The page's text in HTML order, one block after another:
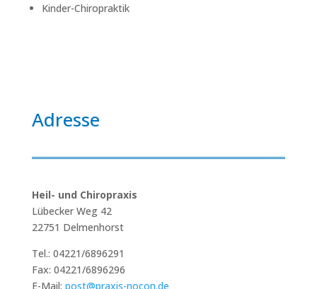
Kinder-Chiropraktik
Adresse
Heil- und Chiropraxis
Lübecker Weg 42
22751 Delmenhorst
Tel.: 04221/6896291
Fax: 04221/6896296
E-Mail: post@praxis-nocon.de